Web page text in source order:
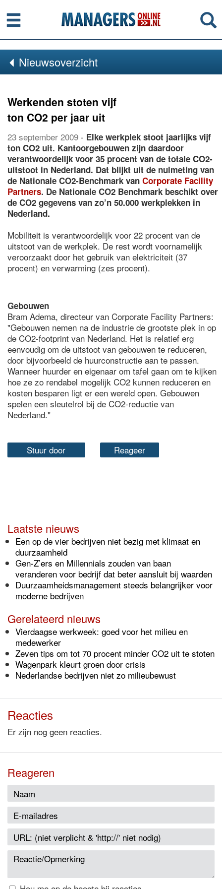
Menu
Nieuwsoverzicht
Werkenden stoten vijf
ton CO2 per jaar uit
23 september 2009 - Elke werkplek stoot jaarlijks vijf
ton CO2 uit. Kantoorgebouwen zijn daardoor
verantwoordelijk voor 35 procent van de totale CO2-
uitstoot in Nederland. Dat blijkt uit de nulmeting van
de Nationale CO2-Benchmark van Corporate Facility
Partners. De Nationale CO2 Benchmark beschikt over
de CO2 gegevens van zo’n 50.000 werkplekken in
Nederland.
Mobiliteit is verantwoordelijk voor 22 procent van de
uitstoot van de werkplek. De rest wordt voornamelijk
veroorzaakt door het gebruik van elektriciteit (37
procent) en verwarming (zes procent).
Gebouwen
Bram Adema, directeur van Corporate Facility Partners:
"Gebouwen nemen na de industrie de grootste plek in op
de CO2-footprint van Nederland. Het is relatief erg
eenvoudig om de uitstoot van gebouwen te reduceren,
door bijvoorbeeld de huurconstructie aan te passen.
Wanneer huurder en eigenaar om tafel gaan om te kijken
hoe ze zo rendabel mogelijk CO2 kunnen reduceren en
kosten besparen ligt er een wereld open. Gebouwen
spelen een sleutelrol bij de CO2-reductie van
Nederland."
Stuur door Reageer
Laatste nieuws
Een op de vier bedrijven niet bezig met klimaat en
duurzaamheid
Gen-Z’ers en Millennials zouden van baan
veranderen voor bedrijf dat beter aansluit bij waarden
Duurzaamheidsmanagement steeds belangrijker voor
moderne bedrijven
Gerelateerd nieuws
Vierdaagse werkweek: goed voor het milieu en
medewerker
Zeven tips om tot 70 procent minder CO2 uit te stoten
Wagenpark kleurt groen door crisis
Nederlandse bedrijven niet zo milieubewust
Reacties
Er zijn nog geen reacties.
Reageren